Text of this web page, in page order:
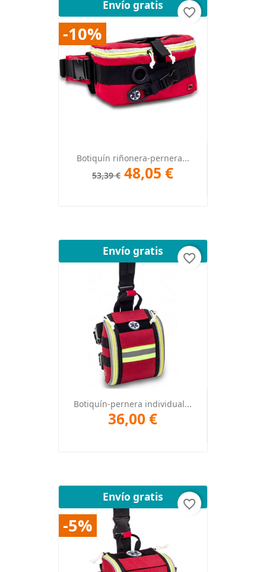
Botiquín riñonera-pernera...
53,39 € 48,05 €
Envío gratis
-10%
favorite_border
Botiquín-pernera individual...
36,00 €
Envío gratis
favorite_border
Envío gratis
-5%
favorite_border